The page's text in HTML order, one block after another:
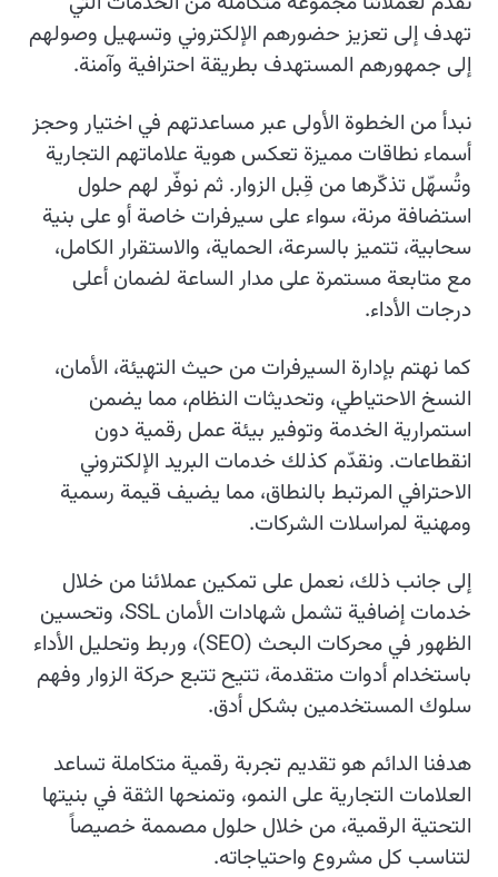
تهدف إلى تعزيز حضورهم الإلكتروني وتسهيل وصولهم
إلى جمهورهم المستهدف بطريقة احترافية وآمنة.
نبدأ من الخطوة الأولى عبر مساعدتهم في اختيار وحجز
أسماء نطاقات مميزة تعكس هوية علاماتهم التجارية
وتُسهّل تذكّرها من قِبل الزوار. ثم نوفّر لهم حلول
استضافة مرنة، سواء على سيرفرات خاصة أو على بنية
سحابية، تتميز بالسرعة، الحماية، والاستقرار الكامل،
مع متابعة مستمرة على مدار الساعة لضمان أعلى
درجات الأداء.
كما نهتم بإدارة السيرفرات من حيث التهيئة، الأمان،
النسخ الاحتياطي، وتحديثات النظام، مما يضمن
استمرارية الخدمة وتوفير بيئة عمل رقمية دون
انقطاعات. ونقدّم كذلك خدمات البريد الإلكتروني
الاحترافي المرتبط بالنطاق، مما يضيف قيمة رسمية
ومهنية لمراسلات الشركات.
إلى جانب ذلك، نعمل على تمكين عملائنا من خلال
خدمات إضافية تشمل شهادات الأمان SSL، وتحسين
الظهور في محركات البحث (SEO)، وربط وتحليل الأداء
باستخدام أدوات متقدمة، تتيح تتبع حركة الزوار وفهم
سلوك المستخدمين بشكل أدق.
هدفنا الدائم هو تقديم تجربة رقمية متكاملة تساعد
العلامات التجارية على النمو، وتمنحها الثقة في بنيتها
التحتية الرقمية، من خلال حلول مصممة خصيصاً
لتناسب كل مشروع واحتياجاته.